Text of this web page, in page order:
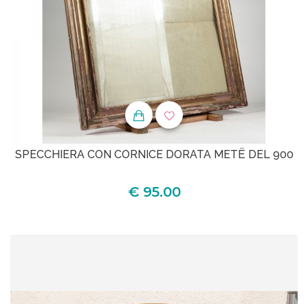
SPECCHIERA CON CORNICE DORATA METË DEL 900
€ 95.00